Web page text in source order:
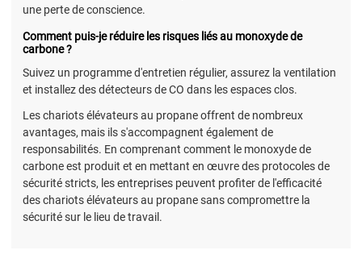
une perte de conscience.
Comment puis-je réduire les risques liés au monoxyde de
carbone ?
Suivez un programme d'entretien régulier, assurez la ventilation
et installez des détecteurs de CO dans les espaces clos.
Les chariots élévateurs au propane offrent de nombreux
avantages, mais ils s'accompagnent également de
responsabilités. En comprenant comment le monoxyde de
carbone est produit et en mettant en œuvre des protocoles de
sécurité stricts, les entreprises peuvent profiter de l'efficacité
des chariots élévateurs au propane sans compromettre la
sécurité sur le lieu de travail.